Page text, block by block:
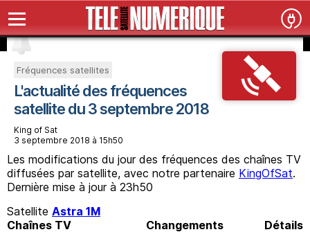
Fréquences satellites
L'actualité des fréquences
satellite du 3 septembre 2018
King of Sat
3 septembre 2018 à 15h50
Les modifications du jour des fréquences des chaînes TV
diffusées par satellite, avec notre partenaire KingOfSat.
Dernière mise à jour à 23h50
Satellite Astra 1M
Chaînes TV
Changements
Détails